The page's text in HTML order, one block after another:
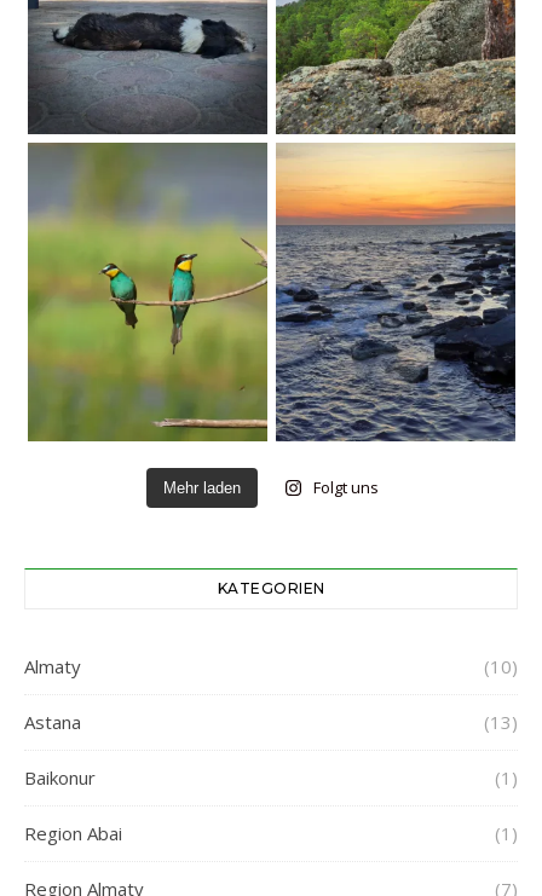
Mehr laden Folgt uns
KATEGORIEN
Almaty (10)
Astana (13)
Baikonur (1)
Region Abai (1)
Region Almaty (7)